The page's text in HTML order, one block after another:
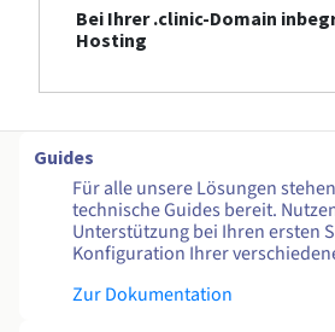
Bei Ihrer .clinic-Domain
Hosting
Guides
Für alle unsere Lösungen
technische Guides bereit.
Unterstützung bei Ihren ersten
Konfiguration Ihrer
Zur Dokumentation